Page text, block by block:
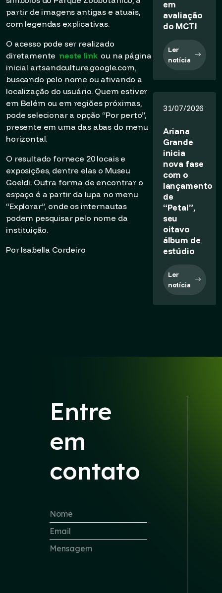
partir de imagens antigas e atuais,
com legendas explicativas.
O acesso pode ser realizado
diretamente neste link ou na página
inicial artsandculture.google.com,
buscando pelo nome ou ativando a
localização do usuário. Quem estiver
em Belém ou em regiões próximas,
pode selecionar a opção “Por perto”,
presente em uma das abas do menu
horizontal.
O resultado fornece 20 locais e
exposições, dentre elas o Museu
Goeldi. Outra forma de encontrar o
espaço é a partir da lupa no menu
“Explorar”, onde os internautas
podem pesquisar pelo nome da
instituição.
Por Isabella Cordeiro
em
avaliação
do MCTI
Ler
notícia
31/07/2026
Ariana
Grande
inicia
nova fase
com o
lançamento
de
“Petal”,
seu
oitavo
álbum de
estúdio
Ler
notícia
Entre
em
contato